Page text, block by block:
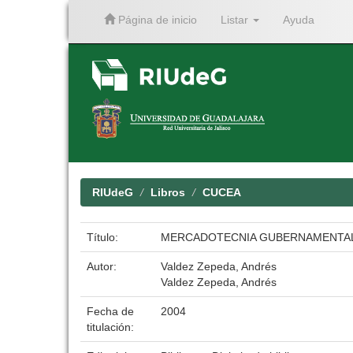
Página de inicio Listar Ayuda
RIUdeG Libros CUCEA
Título: MERCADOTECNIA
Autor:
Valdez Zepeda, Andrés
Valdez Zepeda, Andrés
Fecha de
titulación:
2004